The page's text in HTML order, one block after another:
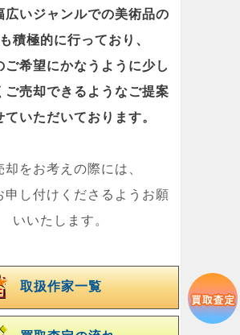
広いジャンルでの美術品の
積極的に行っており、
ご希望にかなうように少し
ご売却できるようなご提案
ていただいております。
却をお考えの際には、
申し付けくださるようお願
いいたします。
取扱作家一覧